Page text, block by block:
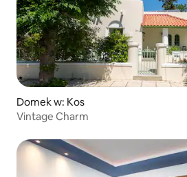
Domek w: Kos
Vintage Charm